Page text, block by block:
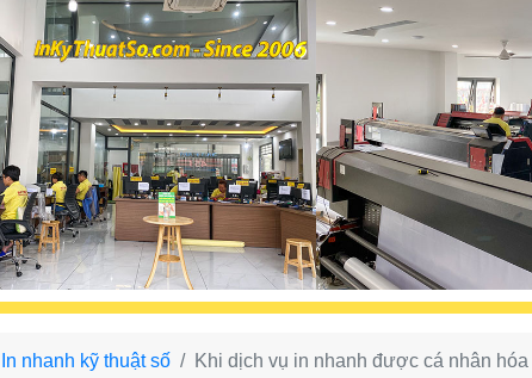
In nhanh kỹ thuật số Khi dịch vụ in nhanh được cá nhân